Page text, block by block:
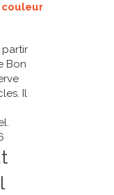
partir
Bon
Il